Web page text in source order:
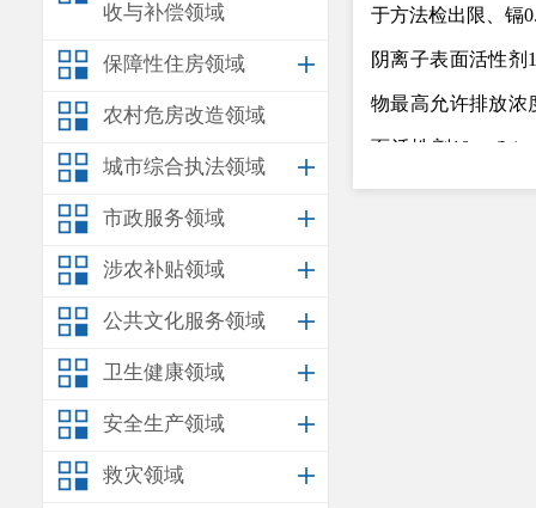
收与补偿领域
保障性住房领域
农村危房改造领域
城市综合执法领域
市政服务领域
涉农补贴领域
公共文化服务领域
卫生健康领域
安全生产领域
救灾领域
于方法检出限、镉
阴离子表面活性剂
物最高允许排放浓
面活性剂 10mg/L
230mg/L、超标229